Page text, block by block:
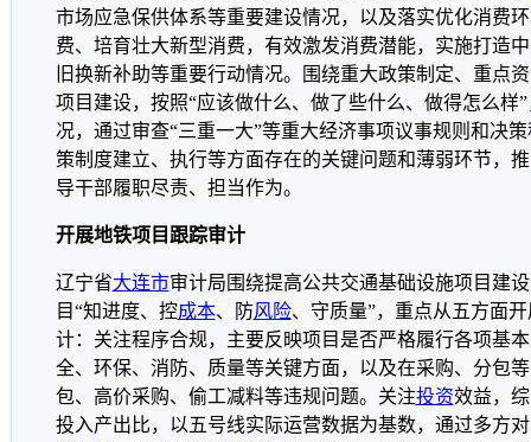
市场应急保供体系等重要建设情况，以及落实优化消费
费、培育壮大新型消费，有效激发消费潜能，实施打造
旧换新补助等重要行动情况。围绕重大政策制定、重点
项目建设，按照“应该做什么、做了些什么、做得怎么样
况，通过审查“三重一大”等重大经济事项议事规则和决
策制度建立、执行等方面存在的关键问题和薄弱环节，
导干部履职尽责、担当作为。
开展地铁项目跟踪审计
辽宁省大连市审计局围绕提高公共交通基础设施项目建
目“知进度、控成本、防风险、守质量”，重点从五方面开
计：关注程序合规，主要反映项目是否严格履行各项基
全、环保、消防、质量等关键方面，以及在采购、分包
包、高价采购、偷工减料等违规问题。关注投资效益，
投入产出比，以五号线实际运营数据为基数，通过多方